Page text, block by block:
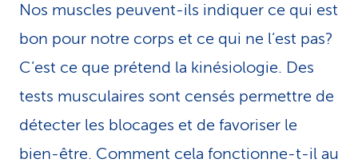
s
e
r
Nos muscles peuvent-ils indiquer ce qui est
bon pour notre corps et ce qui ne l’est pas?
C’est ce que prétend la kinésiologie. Des
tests musculaires sont censés permettre de
détecter les blocages et de favoriser le
bien-être. Comment cela fonctionne-t-il au